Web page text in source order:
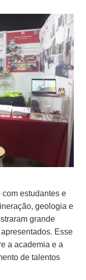
estudantes e
geologia e
grande
Esse
a academia e a
de talentos